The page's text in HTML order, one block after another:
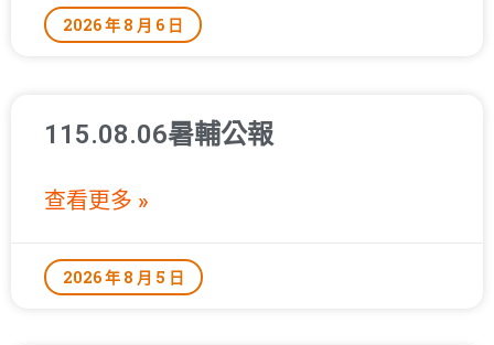
2026 年 8 月 6 日
115.08.06暑輔公報
查看更多 »
2026 年 8 月 5 日